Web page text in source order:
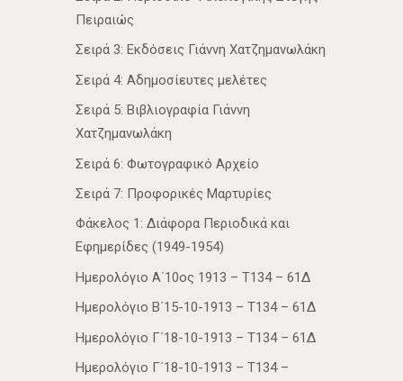
Πειραιώς
Σειρά 3: Εκδόσεις Γιάννη Χατζημανωλάκη
Σειρά 4: Αδημοσίευτες μελέτες
Σειρά 5: Βιβλιογραφία Γιάννη
Χατζημανωλάκη
Σειρά 6: Φωτογραφικό Αρχείο
Σειρά 7: Προφορικές Μαρτυρίες
Φάκελος 1: Διάφορα Περιοδικά και
Εφημερίδες (1949-1954)
Ημερολόγιο Α΄10ος 1913 – Τ134 – 61Δ
Ημερολόγιο Β΄15-10-1913 – Τ134 – 61Δ
Ημερολόγιο Γ΄18-10-1913 – Τ134 – 61Δ
Ημερολόγιο Γ΄18-10-1913 – Τ134 –